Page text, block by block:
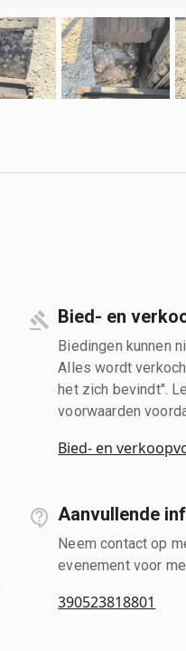
Bied- en
Biedingen kunnen
Alles wordt
het zich bevindt".
voorwaarden
Bied- en
Aanvullende
Neem contact op
evenement voor
390523818801